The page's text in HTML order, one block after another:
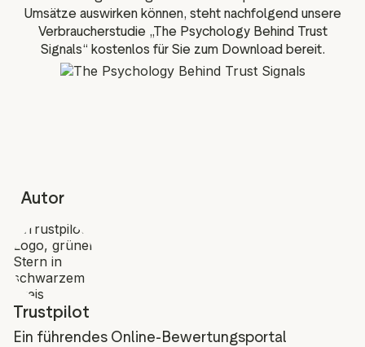
Umsätze auswirken können, steht nachfolgend unsere
Verbraucherstudie „The Psychology Behind Trust
Signals“ kostenlos für Sie zum Download bereit.
Autor
Trustpilot
Ein führendes Online-Bewertungsportal